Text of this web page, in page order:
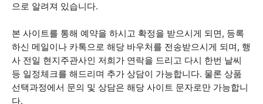
으로 알려져 있습니다.
본 사이트를 통해 예약을 하시고 확정을 받으시게 되면, 등록
하신 메일이나 카톡으로 해당 바우처를 전송받으시게 되며, 행
사 전일 현지주관사인 저희가 연락을 드리고 다시 한번 날씨
등 일정체크를 해드리며 추가 상담이 가능합니다. 물론 상품
선택과정에서 문의 및 상담은 해당 사이트 문자로만 가능합니
다.